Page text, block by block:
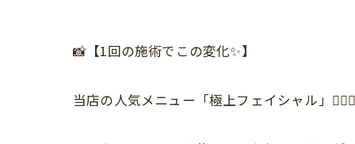
📸【1回の施術でこの変化✨】
当店の人気メニュー「極上フェイシャル」